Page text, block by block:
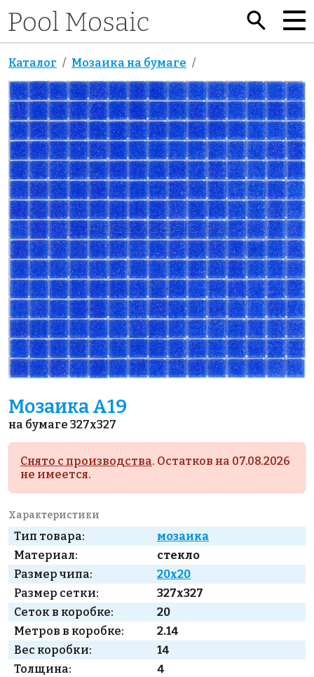
Каталог Мозаика на бумаге
Мозаика A19
на бумаге 327x327
Снято с производства. Остатков на 07.08.2026
не имеется.
Характеристики
Тип товара:
мозаика
Материал:
стекло
Размер чипа:
20x20
Размер сетки:
327x327
Сеток в коробке:
20
Метров в коробке:
2.14
Вес коробки:
14
Толщина:
4